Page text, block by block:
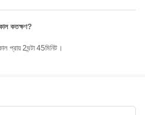
কতক্ষণ?
প্রায় 2ঘন্টা 45মিনিট।